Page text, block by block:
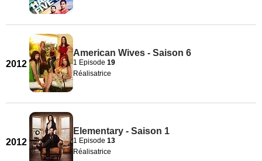
2012
American Wives - Saison 6
1 Episode 19
Réalisatrice
2012
Elementary - Saison 1
1 Episode 13
Réalisatrice